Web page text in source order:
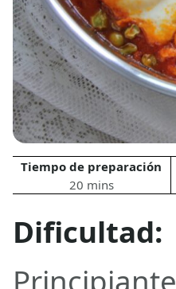
Tiempo de preparación
20 mins
Dificultad: